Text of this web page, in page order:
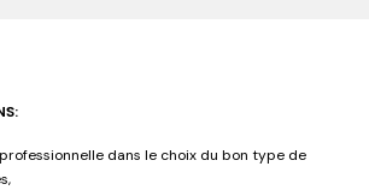
dans le choix du bon type de